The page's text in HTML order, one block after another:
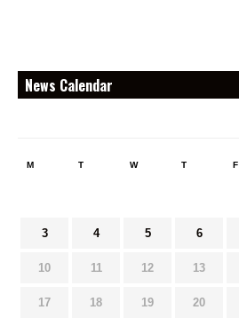
News Calendar
M T W T F
3 4 5 6
10 11 12 13
17 18 19 20